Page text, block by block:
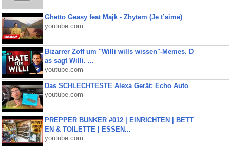
Ghetto Geasy feat Majk - Zhytem (Je t’aime)
youtube.com
Bizarrer Zoff um "Willi wills wissen"-Memes. D
as sagt Willi. ...
youtube.com
Das SCHLECHTESTE Alexa Gerät: Echo Auto
youtube.com
PREPPER BUNKER #012 | EINRICHTEN | BETT
EN & TOILETTE | ESSEN...
youtube.com